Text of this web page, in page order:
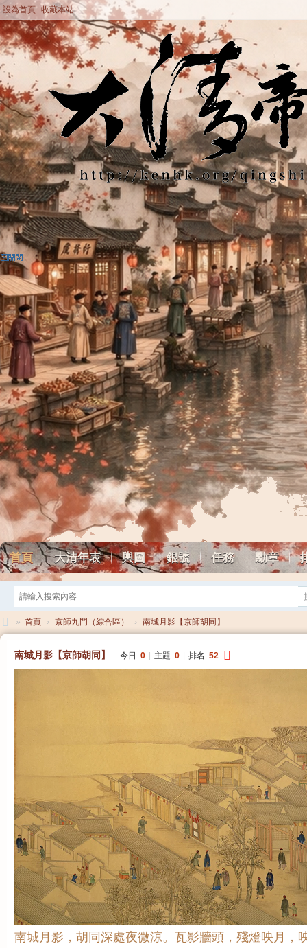
設為首頁 收藏本站
首頁 大清年表 輿圖 銀號 任務 勳章
大
» 首頁 › 京師九門（綜合區） › 南城月影【京師胡同】
南城月影【京師胡同】 今日: 0 主題: 0 排名: 52
南城月影，胡同深處夜微涼。瓦影牆頭，殘燈映月，